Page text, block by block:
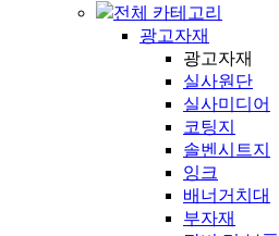
전체 카테고리
광고자재
광고자재
실사원단
실사미디어
코팅지
솔벤시트지
잉크
배너거치대
부자재